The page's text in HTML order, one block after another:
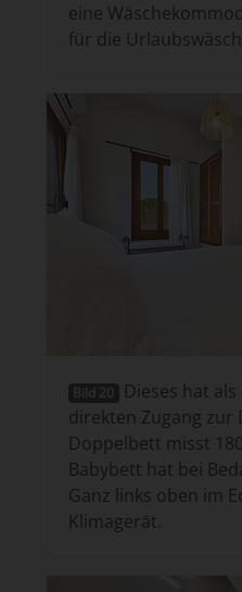
eine
für die
Bild 20
Dieses hat
direkten Zugang zur
Doppelbett misst
Babybett hat bei
Ganz links oben im
Klimagerät.